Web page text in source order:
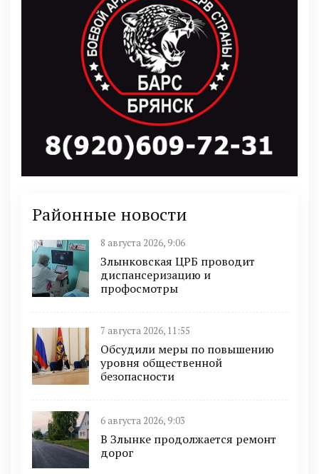
Районные новости
8 августа 2026, 9:06
Злынковская ЦРБ проводит
диспансеризацию и
профосмотры
7 августа 2026, 11:55
Обсудили меры по повышению
уровня общественной
безопасности
6 августа 2026, 9:03
В Злынке продолжается ремонт
дорог